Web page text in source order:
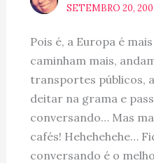
SETEMBRO 20,
Pois é, a Europa é
caminham mais,
transportes públicos,
deitar na grama e
conversando… Mas
cafés! Hehehehehe…
conversando é o